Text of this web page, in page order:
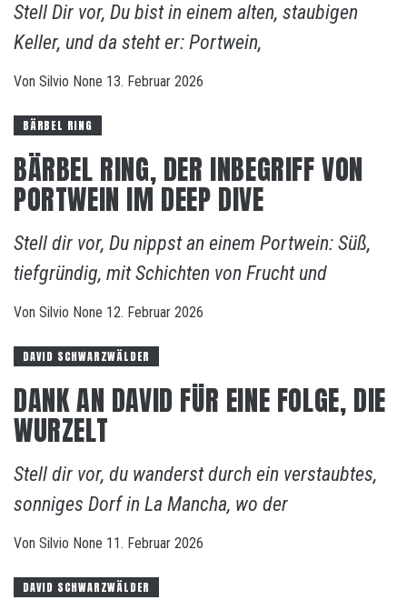
Stell Dir vor, Du bist in einem alten, staubigen
Keller, und da steht er: Portwein,
Von Silvio None 13. Februar 2026
BÄRBEL RING
BÄRBEL RING, DER INBEGRIFF VON
PORTWEIN IM DEEP DIVE
Stell dir vor, Du nippst an einem Portwein: Süß,
tiefgründig, mit Schichten von Frucht und
Von Silvio None 12. Februar 2026
DAVID SCHWARZWÄLDER
DANK AN DAVID FÜR EINE FOLGE, DIE
WURZELT
Stell dir vor, du wanderst durch ein verstaubtes,
sonniges Dorf in La Mancha, wo der
Von Silvio None 11. Februar 2026
DAVID SCHWARZWÄLDER